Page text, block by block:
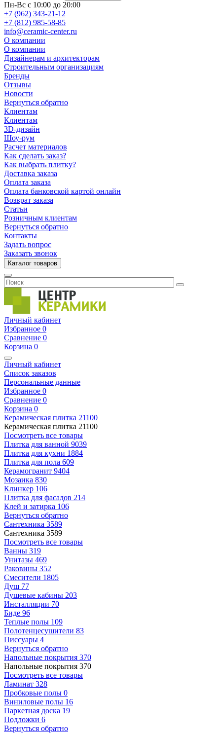
Пн-Вс с 10:00 до 20:00
+7 (962) 343-21-12
+7 (812) 985-58-85
info@ceramic-center.ru
О компании
О компании
Дизайнерам и архитекторам
Строительным организациям
Бренды
Отзывы
Новости
Вернуться обратно
Клиентам
Клиентам
3D-дизайн
Шоу-рум
Расчет материалов
Как сделать заказ?
Как выбрать плитку?
Доставка заказа
Оплата заказа
Оплата банковской картой онлайн
Возврат заказа
Статьи
Розничным клиентам
Вернуться обратно
Контакты
Задать вопрос
Заказать звонок
Каталог товаров
Личный кабинет
Избранное 0
Сравнение 0
Корзина 0
Личный кабинет
Список заказов
Персональные данные
Избранное 0
Сравнение 0
Корзина 0
Керамическая плитка 21100
Керамическая плитка 21100
Посмотреть все товары
Плитка для ванной 9039
Плитка для кухни 1884
Плитка для пола 609
Керамогранит 9404
Мозаика 830
Клинкер 106
Плитка для фасадов 214
Клей и затирка 106
Вернуться обратно
Сантехника 3589
Сантехника 3589
Посмотреть все товары
Ванны 319
Унитазы 469
Раковины 352
Смесители 1805
Душ 77
Душевые кабины 203
Инсталляции 70
Биде 96
Теплые полы 109
Полотенцесушители 83
Писсуары 4
Вернуться обратно
Напольные покрытия 370
Напольные покрытия 370
Посмотреть все товары
Ламинат 328
Пробковые полы 0
Виниловые полы 16
Паркетная доска 19
Подложки 6
Вернуться обратно